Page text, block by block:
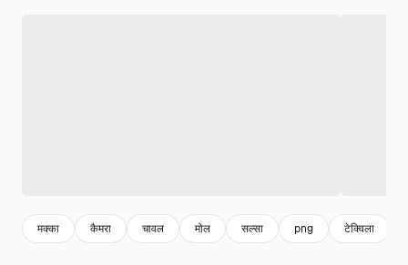
मक्का कैमरा चावल मोल सल्सा png टेक्विला